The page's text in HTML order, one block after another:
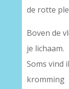
de rotte
Boven de
je lichaam.
Soms vind
kromming